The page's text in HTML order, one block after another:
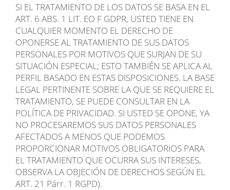
SI EL TRATAMIENTO DE LOS DATOS SE BASA EN EL
ART. 6 ABS. 1 LIT. EO F GDPR, USTED TIENE EN
CUALQUIER MOMENTO EL DERECHO DE
OPONERSE AL TRATAMIENTO DE SUS DATOS
PERSONALES POR MOTIVOS QUE SURJAN DE SU
SITUACIÓN ESPECIAL; ESTO TAMBIÉN SE APLICA AL
PERFIL BASADO EN ESTAS DISPOSICIONES. LA BASE
LEGAL PERTINENTE SOBRE LA QUE SE REQUIERE EL
TRATAMIENTO, SE PUEDE CONSULTAR EN LA
POLÍTICA DE PRIVACIDAD. SI USTED SE OPONE, YA
NO PROCESAREMOS SUS DATOS PERSONALES
AFECTADOS A MENOS QUE PODEMOS
PROPORCIONAR MOTIVOS OBLIGATORIOS PARA
EL TRATAMIENTO QUE OCURRA SUS INTERESES,
OBSERVA LA OBJECIÓN DE DERECHOS SEGÚN EL
ART. 21 Párr. 1 RGPD).